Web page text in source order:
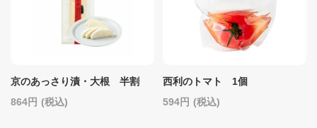
京のあっさり漬・大根 半割
864
(税込)
西利のトマト 1個
594
(税込)